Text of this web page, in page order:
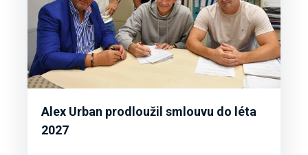
Alex Urban prodloužil smlouvu do léta
2027